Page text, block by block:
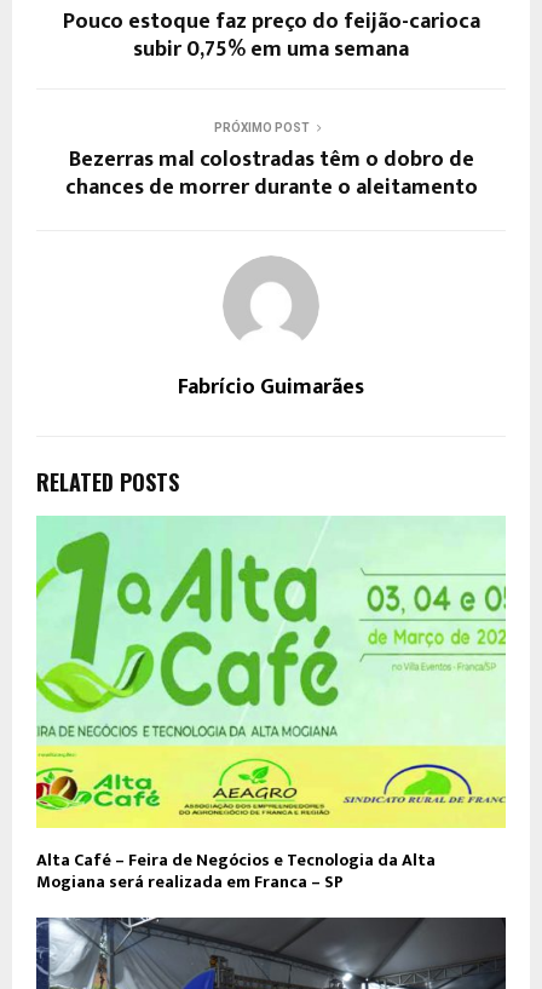
Pouco estoque faz preço do feijão-carioca
subir 0,75% em uma semana
PRÓXIMO POST
Bezerras mal colostradas têm o dobro de
chances de morrer durante o aleitamento
Fabrício Guimarães
RELATED POSTS
Alta Café – Feira de Negócios e Tecnologia da Alta
Mogiana será realizada em Franca – SP